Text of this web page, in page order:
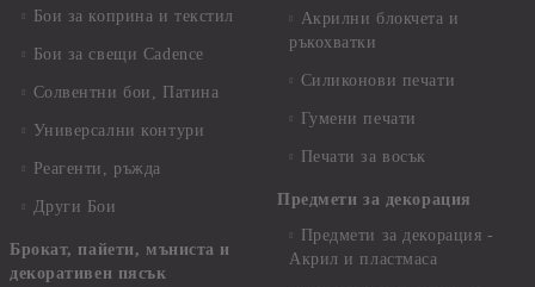
Бои за коприна и текстил
Бои за свещи Cadence
Солвентни бои, Патина
Универсални контури
Реагенти, ръжда
Други Бои
Брокат, пайети, мъниста и
декоративен пясък
Акрилни блокчета и
ръкохватки
Силиконови печати
Гумени печати
Печати за восък
Предмети за декорация
Предмети за декорация -
Акрил и пластмаса